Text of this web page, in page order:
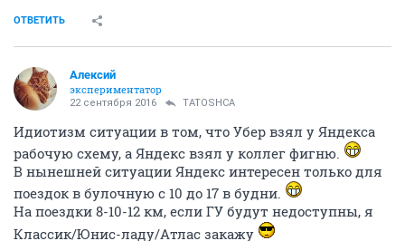
ОТВЕТИТЬ
Алексий
экспериментатор
22 сентября 2016 TATOSHCA
Идиотизм ситуации в том, что Убер взял у Яндекса
рабочую схему, а Яндекс взял у коллег фигню.
В нынешней ситуации Яндекс интересен только для
поездок в булочную с 10 до 17 в будни.
На поездки 8-10-12 км, если ГУ будут недоступны, я
Классик/Юнис-ладу/Атлас закажу